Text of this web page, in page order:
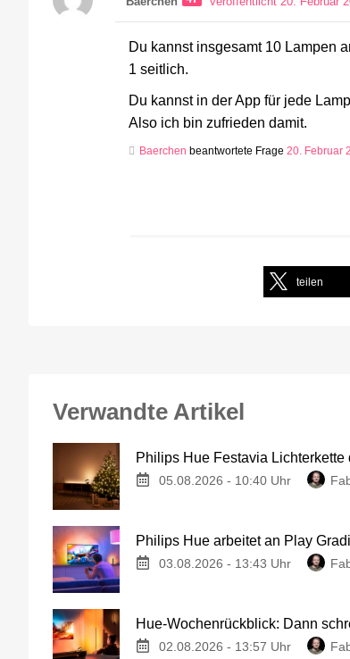
Du kannst insgesamt 10 Lampen
1 seitlich.
Du kannst in der App für jede
Also ich bin zufrieden damit.
Baerchen beantwortete Frage 20. Februar
teilen
Verwandte Artikel
Philips Hue Festavia
05.08.2026 - 10:40 Uhr
Philips Hue arbeitet an Play
03.08.2026 - 13:43 Uhr
Hue-Wochenrückblick: Dann
02.08.2026 - 13:57 Uhr